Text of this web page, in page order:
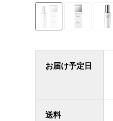
お届け予定日
送料